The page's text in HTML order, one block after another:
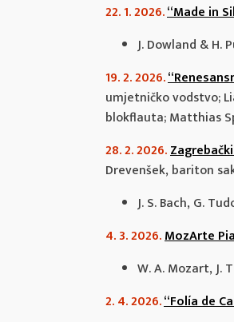
22. 1. 2026.“Made in
J. Dowland & H.
19. 2. 2026.
umjetničko vodstvo;
blokflauta; Matthias
28. 2. 2026.
Drevenšek, bariton
J. S. Bach, G.
4. 3. 2026.MozArte
W. A. Mozart, J.
2. 4. 2026.“Folía de